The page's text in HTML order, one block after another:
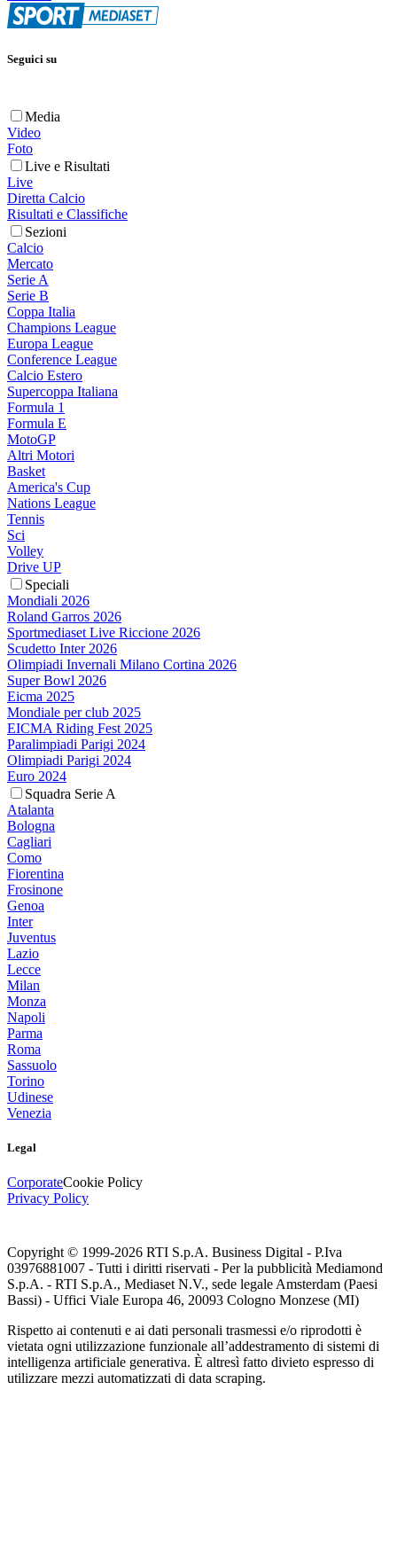
Seguici su
Media
Video
Foto
Live e Risultati
Live
Diretta Calcio
Risultati e Classifiche
Sezioni
Calcio
Mercato
Serie A
Serie B
Coppa Italia
Champions League
Europa League
Conference League
Calcio Estero
Supercoppa Italiana
Formula 1
Formula E
MotoGP
Altri Motori
Basket
America's Cup
Nations League
Tennis
Sci
Volley
Drive UP
Speciali
Mondiali 2026
Roland Garros 2026
Sportmediaset Live Riccione 2026
Scudetto Inter 2026
Olimpiadi Invernali Milano Cortina 2026
Super Bowl 2026
Eicma 2025
Mondiale per club 2025
EICMA Riding Fest 2025
Paralimpiadi Parigi 2024
Olimpiadi Parigi 2024
Euro 2024
Squadra Serie A
Atalanta
Bologna
Cagliari
Como
Fiorentina
Frosinone
Genoa
Inter
Juventus
Lazio
Lecce
Milan
Monza
Napoli
Parma
Roma
Sassuolo
Torino
Udinese
Venezia
Legal
CorporateCookie Policy
Privacy Policy
Copyright © 1999-2026 RTI S.p.A. Business Digital - P.Iva
03976881007 - Tutti i diritti riservati - Per la pubblicità Mediamond
S.p.A. - RTI S.p.A., Mediaset N.V., sede legale Amsterdam (Paesi
Bassi) - Uffici Viale Europa 46, 20093 Cologno Monzese (MI)
Rispetto ai contenuti e ai dati personali trasmessi e/o riprodotti è
vietata ogni utilizzazione funzionale all’addestramento di sistemi di
intelligenza artificiale generativa. È altresì fatto divieto espresso di
utilizzare mezzi automatizzati di data scraping.